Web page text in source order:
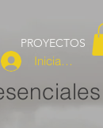
PROYECTOS
Iniciar sesión